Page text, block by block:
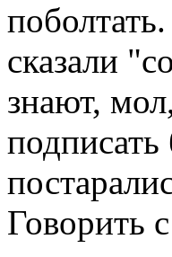
сказали
знают,
подписать
Говорить